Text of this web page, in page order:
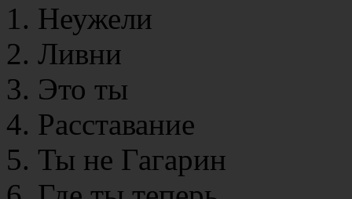
Неужели
Ливни
Это ты
Расставание
Ты не Гагарин